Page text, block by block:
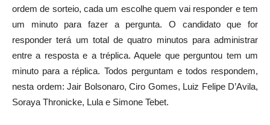
ordem de sorteio, cada um escolhe quem vai responder e tem
um minuto para fazer a pergunta. O candidato que for
responder terá um total de quatro minutos para administrar
entre a resposta e a tréplica. Aquele que perguntou tem um
minuto para a réplica. Todos perguntam e todos respondem,
nesta ordem: Jair Bolsonaro, Ciro Gomes, Luiz Felipe D’Avila,
Soraya Thronicke, Lula e Simone Tebet.